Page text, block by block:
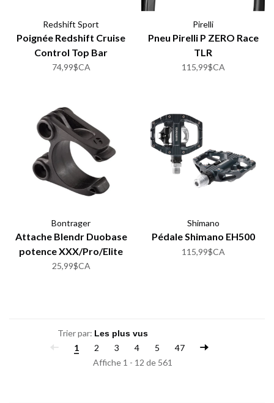
Redshift Sport
Poignée Redshift Cruise
Control Top Bar
74,99$CA
Pirelli
Pneu Pirelli P ZERO Race
TLR
115,99$CA
Bontrager
Attache Blendr Duobase
potence XXX/Pro/Elite
25,99$CA
Shimano
Pédale Shimano EH500
115,99$CA
Trier par:
1
2 3 4 5
47
Affiche 1 - 12 de 561